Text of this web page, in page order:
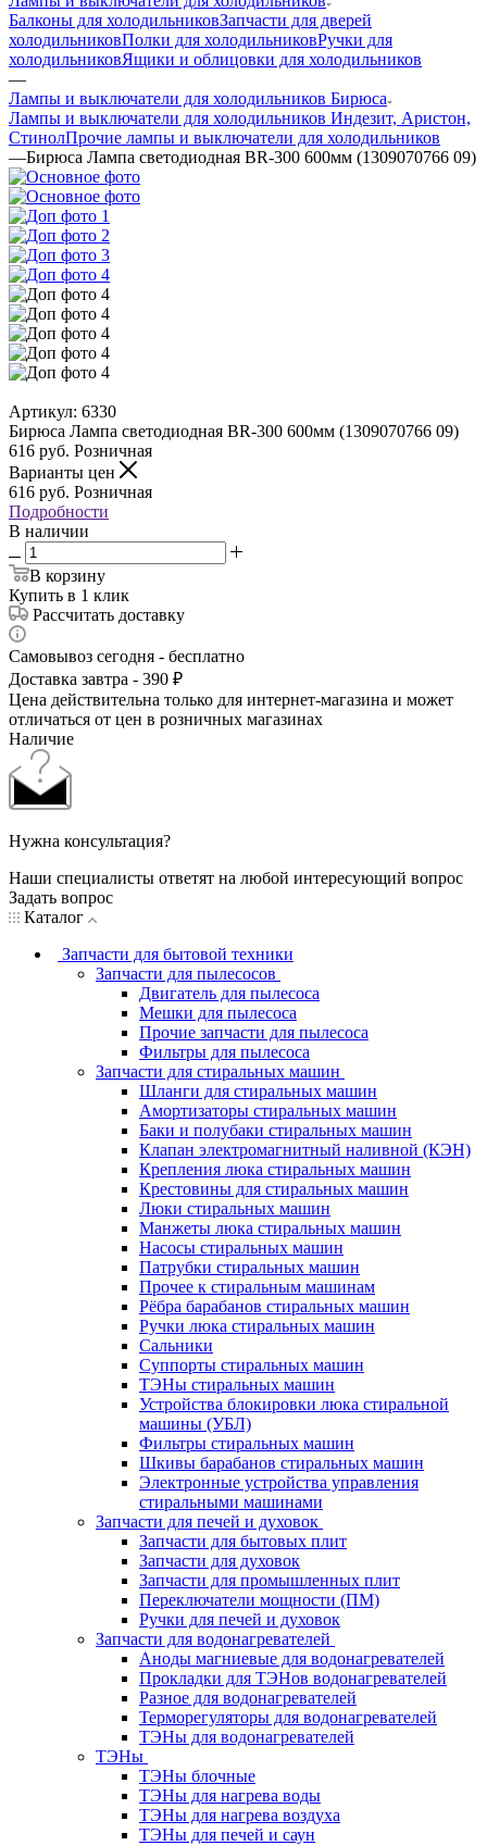
Балконы для холодильниковЗапчасти для дверей
холодильниковПолки для холодильниковРучки для
холодильниковЯщики и облицовки для холодильников
—
Лампы и выключатели для холодильников Бирюса
Лампы и выключатели для холодильников Индезит, Аристон,
СтинолПрочие лампы и выключатели для холодильников
—Бирюса Лампа светодиодная BR-300 600мм (1309070766 09)
Артикул: 6330
Бирюса Лампа светодиодная BR-300 600мм (1309070766 09)
616 руб. Розничная
Варианты цен
616 руб. Розничная
Подробности
В наличии
В корзину
Купить в 1 клик
Рассчитать доставку
Самовывоз сегодня - бесплатно
Доставка завтра - 390 ₽
Цена действительна только для интернет-магазина и может
отличаться от цен в розничных магазинах
Наличие
Нужна консультация?
Наши специалисты ответят на любой интересующий вопрос
Задать вопрос
Каталог
Запчасти для бытовой техники
Запчасти для пылесосов
Двигатель для пылесоса
Мешки для пылесоса
Прочие запчасти для пылесоса
Фильтры для пылесоса
Запчасти для стиральных машин
Шланги для стиральных машин
Амортизаторы стиральных машин
Баки и полубаки стиральных машин
Клапан электромагнитный наливной (КЭН)
Крепления люка стиральных машин
Крестовины для стиральных машин
Люки стиральных машин
Манжеты люка стиральных машин
Насосы стиральных машин
Патрубки стиральных машин
Прочее к стиральным машинам
Рёбра барабанов стиральных машин
Ручки люка стиральных машин
Сальники
Суппорты стиральных машин
ТЭНы стиральных машин
Устройства блокировки люка стиральной
машины (УБЛ)
Фильтры стиральных машин
Шкивы барабанов стиральных машин
Электронные устройства управления
стиральными машинами
Запчасти для печей и духовок
Запчасти для бытовых плит
Запчасти для духовок
Запчасти для промышленных плит
Переключатели мощности (ПМ)
Ручки для печей и духовок
Запчасти для водонагревателей
Аноды магниевые для водонагревателей
Прокладки для ТЭНов водонагревателей
Разное для водонагревателей
Терморегуляторы для водонагревателей
ТЭНы для водонагревателей
ТЭНы
ТЭНы блочные
ТЭНы для нагрева воды
ТЭНы для нагрева воздуха
ТЭНы для печей и саун